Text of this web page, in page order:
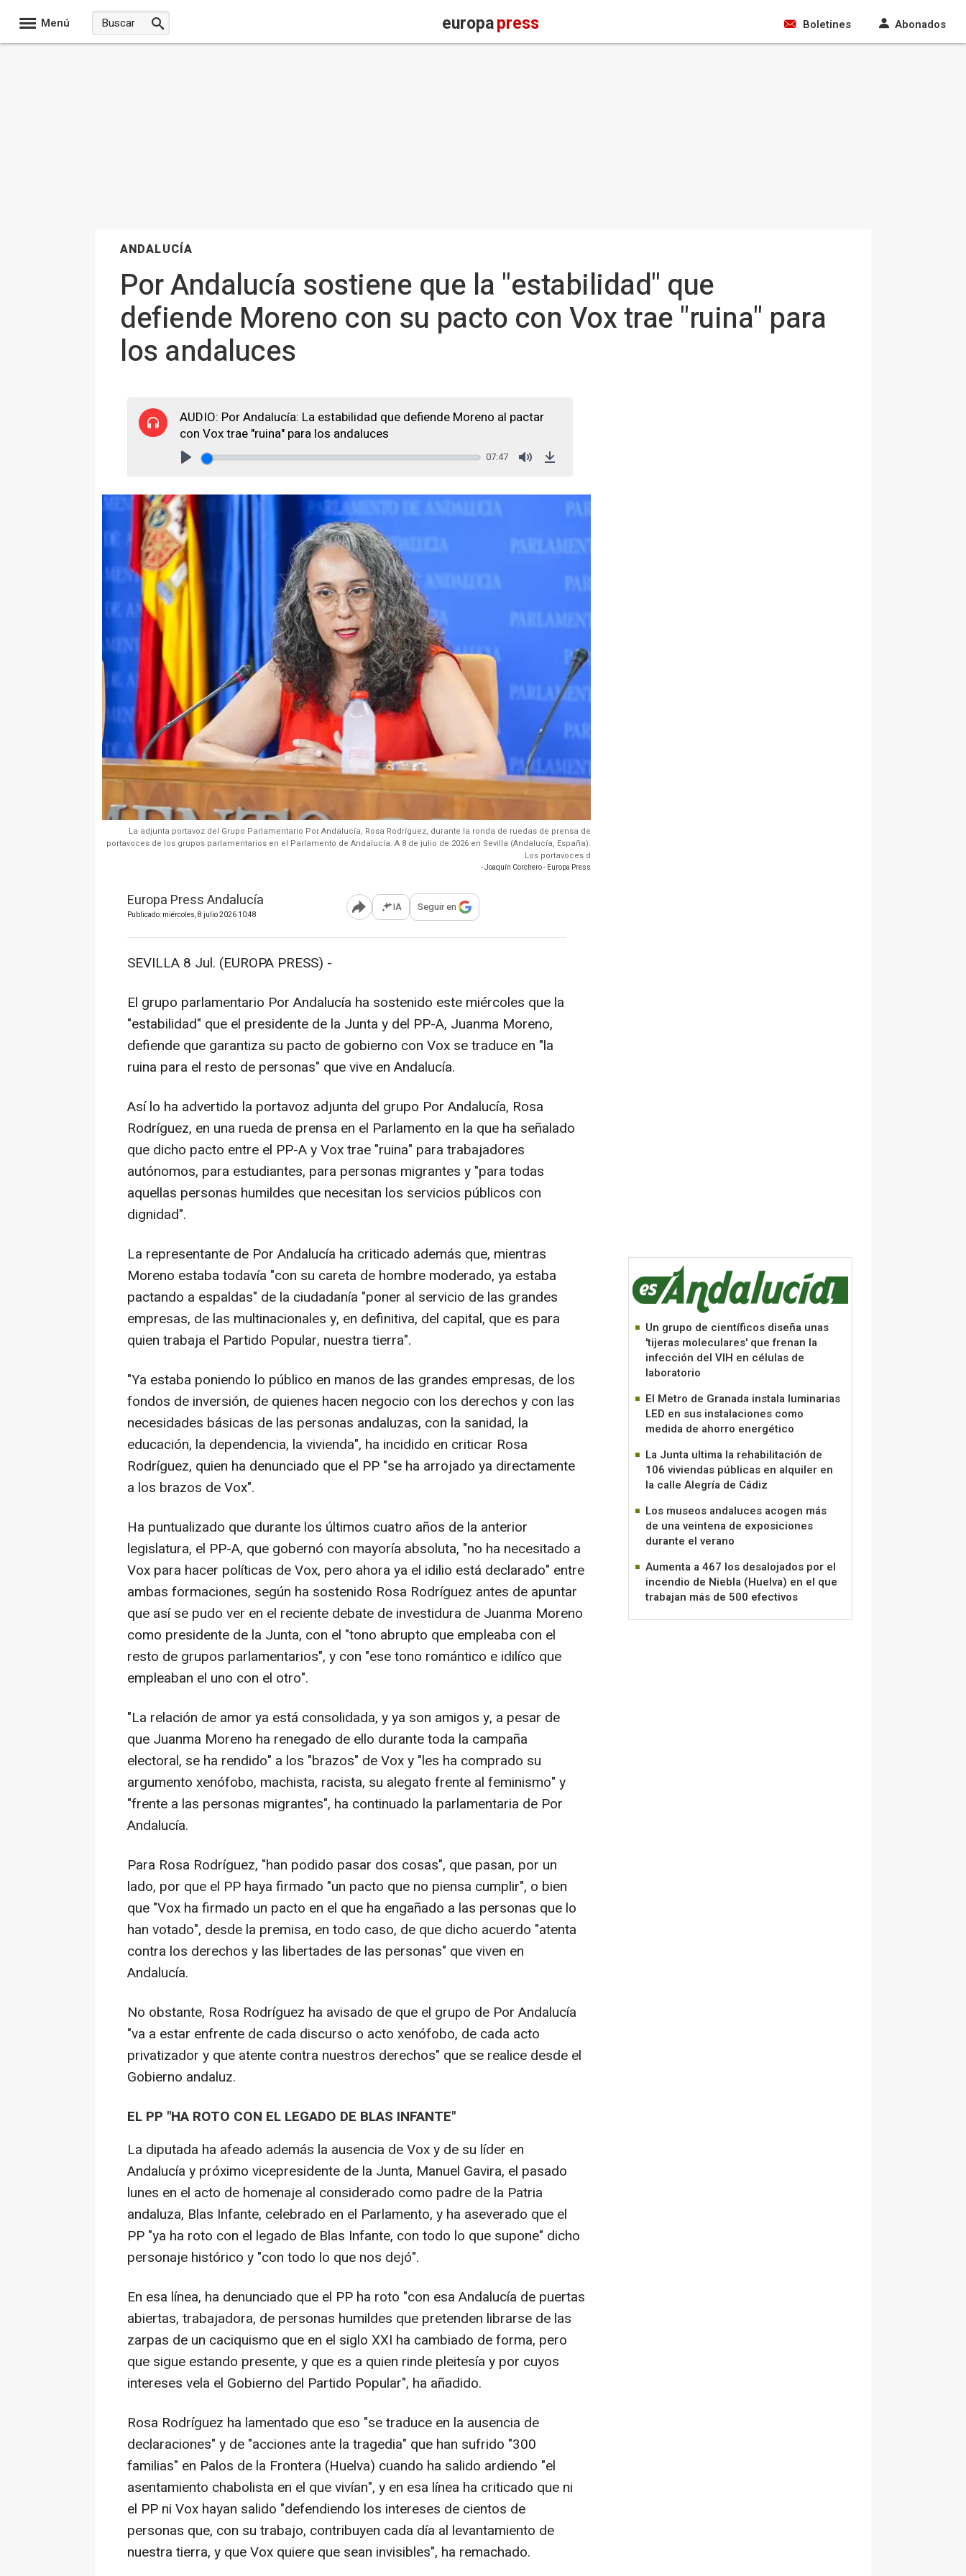
Menú europapress Boletines Abonados
ANDALUCÍA
Por Andalucía sostiene que la "estabilidad" que
defiende Moreno con su pacto con Vox trae "ruina" para
los andaluces
AUDIO: Por Andalucía: La estabilidad que defiende Moreno al pactar
con Vox trae "ruina" para los andaluces
07:47
La adjunta portavoz del Grupo Parlamentario Por Andalucía, Rosa Rodríguez, durante la ronda de ruedas de prensa de
portavoces de los grupos parlamentarios en el Parlamento de Andalucía. A 8 de julio de 2026 en Sevilla (Andalucía, España).
Los portavoces d
- Joaquín Corchero - Europa Press
Europa Press Andalucía
Publicado: miércoles, 8 julio 2026 10:48 Abrir opciones para compartir
IA Seguir en
SEVILLA 8 Jul. (EUROPA PRESS) -
El grupo parlamentario Por Andalucía ha sostenido este miércoles que la
"estabilidad" que el presidente de la Junta y del PP-A, Juanma Moreno,
defiende que garantiza su pacto de gobierno con Vox se traduce en "la
ruina para el resto de personas" que vive en Andalucía.
Así lo ha advertido la portavoz adjunta del grupo Por Andalucía, Rosa
Rodríguez, en una rueda de prensa en el Parlamento en la que ha señalado
que dicho pacto entre el PP-A y Vox trae "ruina" para trabajadores
autónomos, para estudiantes, para personas migrantes y "para todas
aquellas personas humildes que necesitan los servicios públicos con
dignidad".
La representante de Por Andalucía ha criticado además que, mientras
Moreno estaba todavía "con su careta de hombre moderado, ya estaba
pactando a espaldas" de la ciudadanía "poner al servicio de las grandes
empresas, de las multinacionales y, en definitiva, del capital, que es para
quien trabaja el Partido Popular, nuestra tierra".
"Ya estaba poniendo lo público en manos de las grandes empresas, de los
fondos de inversión, de quienes hacen negocio con los derechos y con las
necesidades básicas de las personas andaluzas, con la sanidad, la
educación, la dependencia, la vivienda", ha incidido en criticar Rosa
Rodríguez, quien ha denunciado que el PP "se ha arrojado ya directamente
a los brazos de Vox".
Ha puntualizado que durante los últimos cuatro años de la anterior
legislatura, el PP-A, que gobernó con mayoría absoluta, "no ha necesitado a
Vox para hacer políticas de Vox, pero ahora ya el idilio está declarado" entre
ambas formaciones, según ha sostenido Rosa Rodríguez antes de apuntar
que así se pudo ver en el reciente debate de investidura de Juanma Moreno
como presidente de la Junta, con el "tono abrupto que empleaba con el
resto de grupos parlamentarios", y con "ese tono romántico e idilíco que
empleaban el uno con el otro".
"La relación de amor ya está consolidada, y ya son amigos y, a pesar de
que Juanma Moreno ha renegado de ello durante toda la campaña
electoral, se ha rendido" a los "brazos" de Vox y "les ha comprado su
argumento xenófobo, machista, racista, su alegato frente al feminismo" y
"frente a las personas migrantes", ha continuado la parlamentaria de Por
Andalucía.
Para Rosa Rodríguez, "han podido pasar dos cosas", que pasan, por un
lado, por que el PP haya firmado "un pacto que no piensa cumplir", o bien
que "Vox ha firmado un pacto en el que ha engañado a las personas que lo
han votado", desde la premisa, en todo caso, de que dicho acuerdo "atenta
contra los derechos y las libertades de las personas" que viven en
Andalucía.
No obstante, Rosa Rodríguez ha avisado de que el grupo de Por Andalucía
"va a estar enfrente de cada discurso o acto xenófobo, de cada acto
privatizador y que atente contra nuestros derechos" que se realice desde el
Gobierno andaluz.
EL PP "HA ROTO CON EL LEGADO DE BLAS INFANTE"
La diputada ha afeado además la ausencia de Vox y de su líder en
Andalucía y próximo vicepresidente de la Junta, Manuel Gavira, el pasado
lunes en el acto de homenaje al considerado como padre de la Patria
andaluza, Blas Infante, celebrado en el Parlamento, y ha aseverado que el
PP "ya ha roto con el legado de Blas Infante, con todo lo que supone" dicho
personaje histórico y "con todo lo que nos dejó".
En esa línea, ha denunciado que el PP ha roto "con esa Andalucía de puertas
abiertas, trabajadora, de personas humildes que pretenden librarse de las
zarpas de un caciquismo que en el siglo XXI ha cambiado de forma, pero
que sigue estando presente, y que es a quien rinde pleitesía y por cuyos
intereses vela el Gobierno del Partido Popular", ha añadido.
Rosa Rodríguez ha lamentado que eso "se traduce en la ausencia de
declaraciones" y de "acciones ante la tragedia" que han sufrido "300
familias" en Palos de la Frontera (Huelva) cuando ha salido ardiendo "el
asentamiento chabolista en el que vivían", y en esa línea ha criticado que ni
el PP ni Vox hayan salido "defendiendo los intereses de cientos de
personas que, con su trabajo, contribuyen cada día al levantamiento de
nuestra tierra, y que Vox quiere que sean invisibles", ha remachado.
Un grupo de científicos diseña unas
'tijeras moleculares' que frenan la
infección del VIH en células de
laboratorio
El Metro de Granada instala luminarias
LED en sus instalaciones como
medida de ahorro energético
La Junta ultima la rehabilitación de
106 viviendas públicas en alquiler en
la calle Alegría de Cádiz
Los museos andaluces acogen más
de una veintena de exposiciones
durante el verano
Aumenta a 467 los desalojados por el
incendio de Niebla (Huelva) en el que
trabajan más de 500 efectivos